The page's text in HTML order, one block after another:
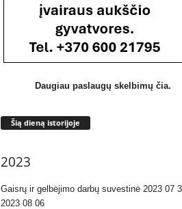
Daugiau paslaugų skelbimų čia.
Šią dieną istorijoje
2023
Gaisrų ir gelbėjimo darbų suvestinė 2023 07
2023 08 06